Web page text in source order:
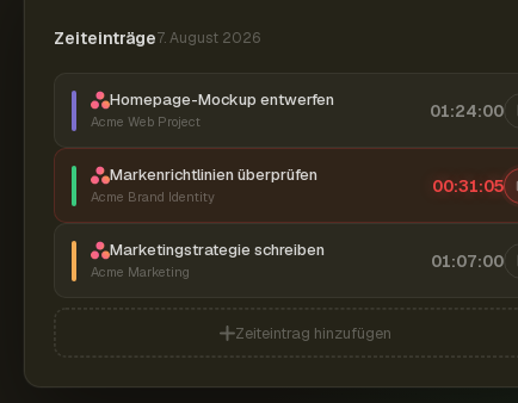
Zeiteinträge7. August 2026
Homepage-Mockup entwerfen
Acme Web Project
01:24:00
Markenrichtlinien überprüfen
Acme Brand Identity
00:31:06
Marketingstrategie schreiben
Acme Marketing
01:07:00
Zeiteintrag hinzufügen